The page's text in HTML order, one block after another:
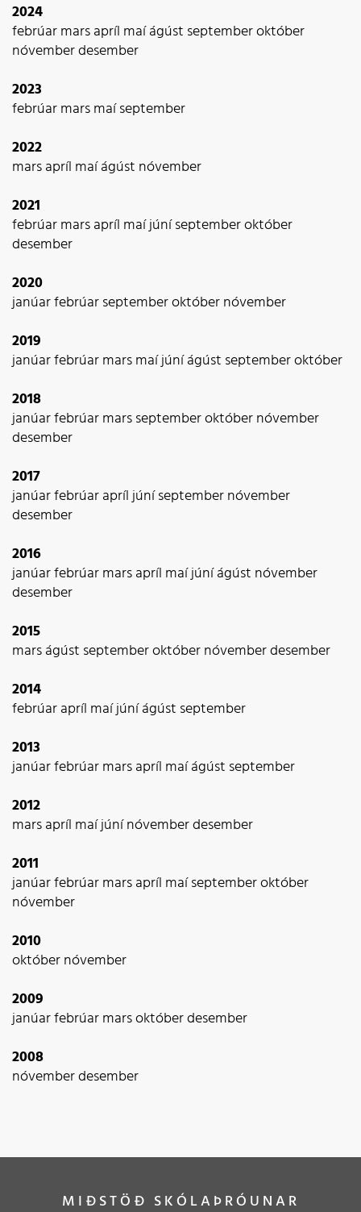
2024
febrúarmarsapríl maíágúst septemberoktóber
nóvemberdesember
2023
febrúarmarsmaíseptember
2022
marsapríl maíágúst nóvember
2021
febrúarmarsapríl maíjúníseptemberoktóber
desember
2020
janúarfebrúarseptemberoktóbernóvember
2019
janúarfebrúarmarsmaíjúníágúst septemberoktóber
2018
janúarfebrúarmarsseptemberoktóbernóvember
desember
2017
janúarfebrúarapríljúníseptembernóvember
desember
2016
janúarfebrúarmarsapríl maíjúníágúst nóvember
desember
2015
marságúst septemberoktóbernóvemberdesember
2014
febrúarapríl maíjúníágúst september
2013
janúarfebrúarmarsapríl maíágúst september
2012
marsapríl maíjúnínóvemberdesember
2011
janúarfebrúarmarsapríl maíseptemberoktóber
nóvember
2010
októbernóvember
2009
janúarfebrúarmarsoktóberdesember
2008
nóvemberdesember
MIÐSTÖÐ SKÓLAÞRÓUNAR